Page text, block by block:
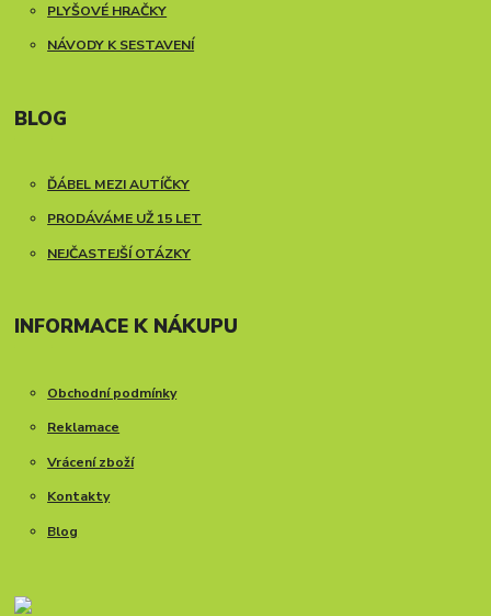
PLYŠOVÉ HRAČKY
NÁVODY K SESTAVENÍ
BLOG
ĎÁBEL MEZI AUTÍČKY
PRODÁVÁME UŽ 15 LET
NEJČASTEJŠÍ OTÁZKY
INFORMACE K NÁKUPU
Obchodní podmínky
Reklamace
Vrácení zboží
Kontakty
Blog